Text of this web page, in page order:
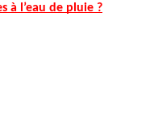
à l’eau de pluie ?